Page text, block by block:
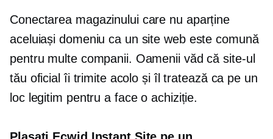
Conectarea magazinului care nu aparține
aceluiași domeniu ca un site web este comună
pentru multe companii. Oamenii văd că site-ul
tău oficial îi trimite acolo și îl tratează ca pe un
loc legitim pentru a face o achiziție.